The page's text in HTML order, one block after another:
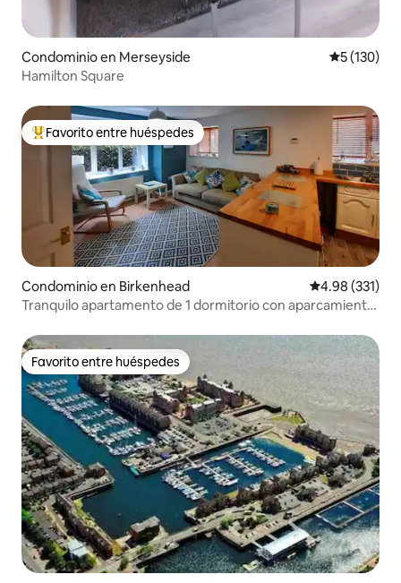
Condominio en Merseyside
5 (130)
Hamilton Square
De los mejores en Favorito entre huéspedes
Favorito entre huéspedes
Condominio en Birkenhead Calificación
4.98 (331)
Tranquilo apartamento de 1 dormitorio con aparcamiento
Favorito entre huéspedes
Favorito entre huéspedes